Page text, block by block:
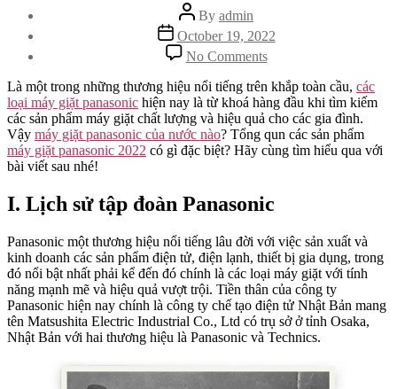
Post
author
By admin
Post
date
October 19, 2022
No Commentson
Tổng
quan
về
các
loại
máy
giặt
Là một trong những thương hiệu nổi tiếng trên khắp toàn cầu, các
loại máy giặt panasonic hiện nay là từ khoá hàng đầu khi tìm kiếm
các sản phẩm máy giặt chất lượng và hiệu quả cho các gia đình.
Vậy máy giặt panasonic của nước nào? Tổng qun các sản phẩm
máy giặt panasonic 2022 có gì đặc biệt? Hãy cùng tìm hiểu qua với
bài viết sau nhé!
I. Lịch sử tập đoàn Panasonic
Panasonic một thương hiệu nổi tiếng lâu đời với việc sản xuất và
kinh doanh các sản phẩm điện tử, điện lạnh, thiết bị gia dụng, trong
đó nổi bật nhất phải kể đến đó chính là các loại máy giặt với tính
năng mạnh mẽ và hiệu quả vượt trội. Tiền thân của công ty
Panasonic hiện nay chính là công ty chế tạo điện tử Nhật Bản mang
tên Matsushita Electric Industrial Co., Ltd có trụ sở ở tỉnh Osaka,
Nhật Bản với hai thương hiệu là Panasonic và Technics.